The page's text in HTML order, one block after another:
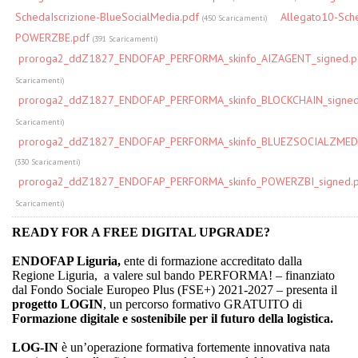
SchedaIscrizione-BlueSocialMedia.pdf (450 Scaricamenti)
Allegato10-
POWERZBE.pdf (391 Scaricamenti)
Scaricamenti)
Scaricamenti)
(330 Scaricamenti)
Scaricamenti)
READY FOR A FREE DIGITAL UPGRADE?
ENDOFAP Liguria, ente di formazione accreditato dalla
Regione Liguria, a valere sul bando PERFORMA! – finanziato
dal Fondo Sociale Europeo Plus (FSE+) 2021-2027 – presenta il
progetto LOGIN, un percorso formativo GRATUITO di
Formazione digitale e sostenibile per il futuro della logistica.
LOG-IN è un’operazione formativa fortemente innovativa nata